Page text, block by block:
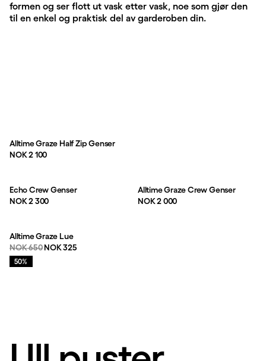
formen og ser flott ut vask etter vask, noe som gjør den
til en enkel og praktisk del av garderoben din.
Alltime Graze Half Zip Genser
Pris:
NOK 2 100
Echo Crew Genser
Pris:
NOK 2 300
Alltime Graze Crew Genser
Pris:
NOK 2 000
Alltime Graze Lue
Originalpris:
NOK 650Salgspris:
NOK 325
Salg
50%